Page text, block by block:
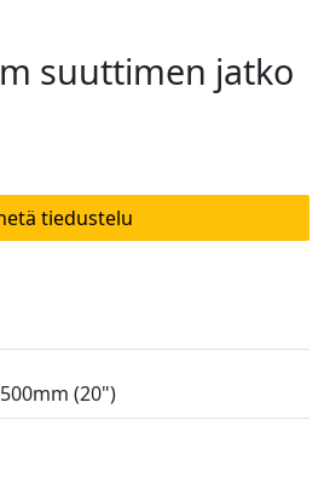
suuttimen jatko
tiedustelu
500mm (20")